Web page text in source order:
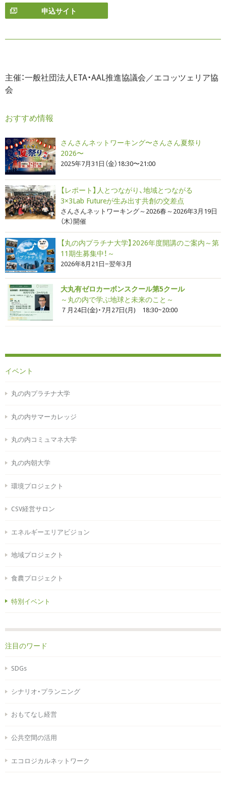
申込サイト
主催：一般社団法人ETA・AAL推進協議会／エコッツェリア協
会
おすすめ情報
さんさんネットワーキング〜さんさん夏祭り
2026〜
2025年7月31日（金）18:30〜21:00
【レポート】人とつながり、地域とつながる
3×3Lab Futureが生み出す共創の交差点
さんさんネットワーキング～2026春～2026年3月19日
（木）開催
【丸の内プラチナ大学】2026年度開講のご案内～第
11期生募集中！～
2026年8月21日−翌年3月
大丸有ゼロカーボンスクール第5クール
～丸の内で学ぶ地球と未来のこと～
７月24日(金)・7月27日(月) 18:30~20:00
イベント
丸の内プラチナ大学
丸の内サマーカレッジ
丸の内コミュマネ大学
丸の内朝大学
環境プロジェクト
CSV経営サロン
エネルギーエリアビジョン
地域プロジェクト
食農プロジェクト
特別イベント
注目のワード
SDGs
シナリオ・プランニング
おもてなし経営
公共空間の活用
エコロジカルネットワーク